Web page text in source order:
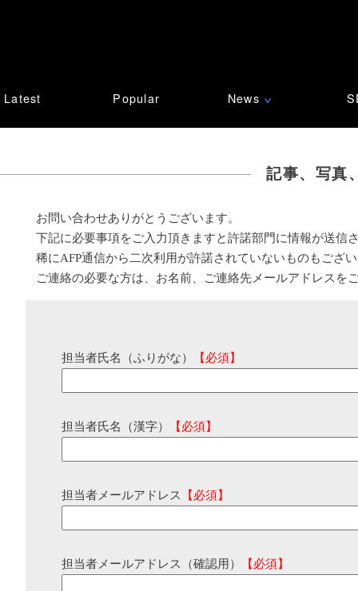
Latest Popular News ∨
記事、写真
お問い合わせありがとうございます。
下記に必要事項をご入力頂きますと許諾部門に情報が送信
稀にAFP通信から二次利用が許諾されていないものもござ
ご連絡の必要な方は、お名前、ご連絡先メールアドレスを
担当者氏名（ふりがな） 【必須】
担当者氏名（漢字） 【必須】
担当者メールアドレス 【必須】
担当者メールアドレス（確認用） 【必須】